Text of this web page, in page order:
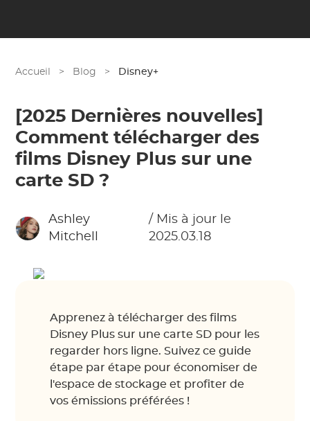
Accueil > Blog > Disney+
[2025 Dernières nouvelles]
Comment télécharger des
films Disney Plus sur une
carte SD ?
Ashley
Mitchell
/ Mis à jour le
2025.03.18
Apprenez à télécharger des films
Disney Plus sur une carte SD pour les
regarder hors ligne. Suivez ce guide
étape par étape pour économiser de
l'espace de stockage et profiter de
vos émissions préférées !